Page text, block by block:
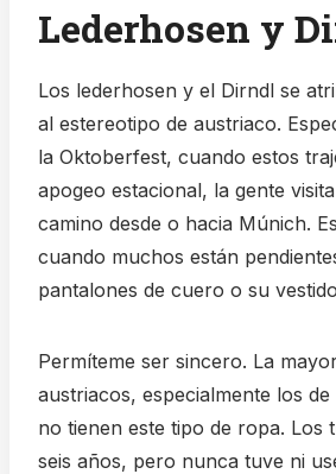
Lederhosen y
Los lederhosen y el Dirndl se
al estereotipo de austriaco.
la Oktoberfest, cuando estos
apogeo estacional, la gente
camino desde o hacia Múnich.
cuando muchos están
pantalones de cuero o su
Permíteme ser sincero. La
austriacos, especialmente los
no tienen este tipo de ropa. Los
seis años, pero nunca tuve ni